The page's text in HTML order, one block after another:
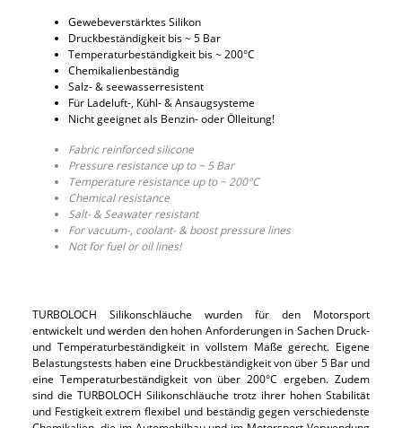
Gewebeverstärktes Silikon
Druckbeständigkeit bis ~ 5 Bar
Temperaturbeständigkeit bis ~ 200°C
Chemikalienbeständig
Salz- & seewasserresistent
Für Ladeluft-, Kühl- & Ansaugsysteme
Nicht geeignet als Benzin- oder Ölleitung!
Fabric reinforced silicone
Pressure resistance up to ~ 5 Bar
Temperature resistance up to ~ 200°C
Chemical resistance
Salt- & Seawater resistant
For vacuum-, coolant- & boost pressure lines
Not for fuel or oil lines!
TURBOLOCH Silikonschläuche wurden für den Motorsport
entwickelt und werden den hohen Anforderungen in Sachen Druck-
und Temperaturbeständigkeit in vollstem Maße gerecht. Eigene
Belastungstests haben eine Druckbeständigkeit von über 5 Bar und
eine Temperaturbeständigkeit von über 200°C ergeben. Zudem
sind die TURBOLOCH Silikonschläuche trotz ihrer hohen Stabilität
und Festigkeit extrem flexibel und beständig gegen verschiedenste